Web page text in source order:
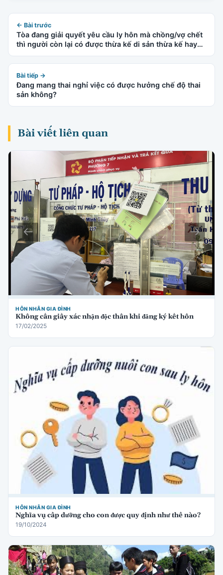
← Bài trước
Tòa đang giải quyết yêu cầu ly hôn mà chồng/vợ chết
thì người còn lại có được thừa kế di sản thừa kế hay
Bài tiếp →
Đang mang thai nghỉ việc có được hưởng chế độ thai
sản không?
Bài viết liên quan
HÔN NHÂN GIA ĐÌNH
Không cần giấy xác nhận độc thân khi đăng ký kết hôn
17/02/2025
HÔN NHÂN GIA ĐÌNH
Nghĩa vụ cấp dưỡng cho con được quy định như thế nào?
19/10/2024